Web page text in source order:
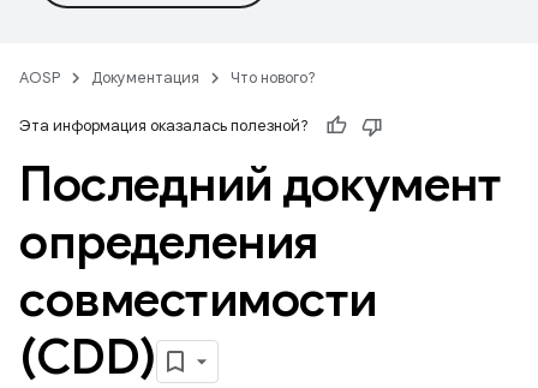
AOSP Документация Что нового?
Эта информация оказалась полезной?
Последний документ
определения
совместимости
(CDD)